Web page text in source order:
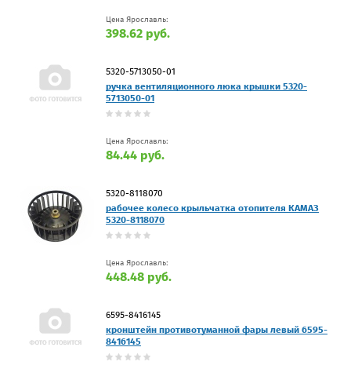
Цена Ярославль:
398.62 руб.
5320-5713050-01
ручка вентиляционного люка крышки 5320-
5713050-01
Цена Ярославль:
84.44 руб.
5320-8118070
рабочее колесо крыльчатка отопителя КАМАЗ
5320-8118070
Цена Ярославль:
448.48 руб.
6595-8416145
кронштейн противотуманной фары левый 6595-
8416145